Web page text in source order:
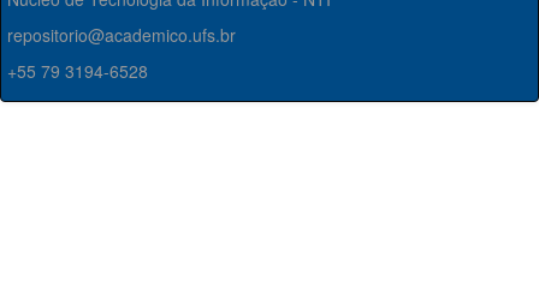
repositorio@academico.ufs.br
+55 79 3194-6528